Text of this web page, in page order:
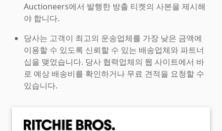
Auctioneers에서 발행한 방출 티켓의 사본을 제시해
야 합니다.
당사는 고객이 최고의 운송업체를 가장 낮은 금액에
이용할 수 있도록 신뢰할 수 있는 배송업체와 파트너
십을 맺었습니다. 당사 협력업체의 웹 사이트에서 바
로 예상 배송비를 확인하거나 무료 견적을 요청할 수
있습니다.